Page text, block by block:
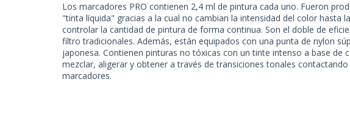
Los marcadores PRO contienen 2,4 ml de pintura cada uno. Fueron
"tinta líquida" gracias a la cual no cambian la intensidad del color hasta
controlar la cantidad de pintura de forma continua. Son el doble de
filtro tradicionales. Además, están equipados con una punta de nylon
japonesa. Contienen pinturas no tóxicas con un tinte intenso a base de
mezclar, aligerar y obtener a través de transiciones tonales
marcadores.